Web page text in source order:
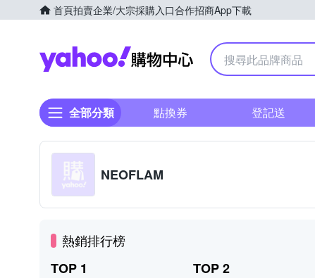
首頁拍賣企業/大宗採購入口合作招商App下載
Yahoo購物中心
全部分類 點換券 登記送
NEOFLAM
熱銷排行榜
TOP 1
TOP 2